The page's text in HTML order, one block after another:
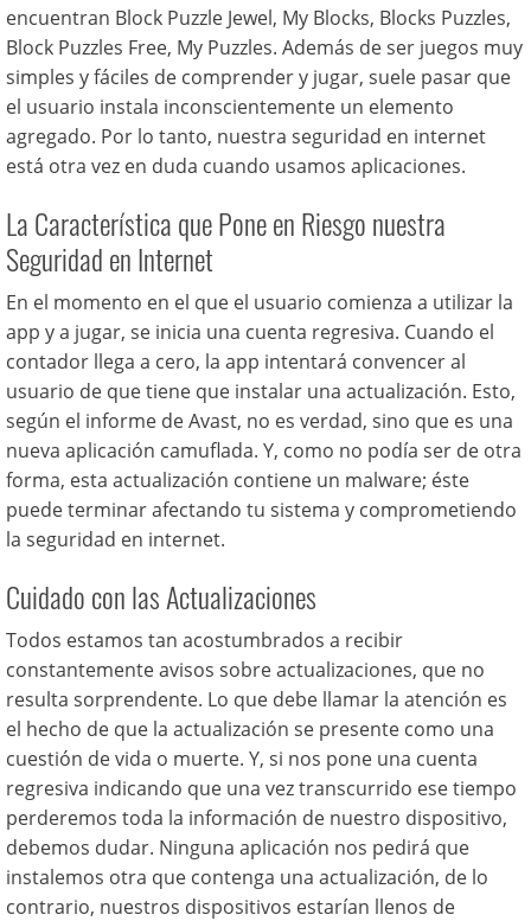
encuentran Block Puzzle Jewel, My Blocks, Blocks Puzzles,
Block Puzzles Free, My Puzzles. Además de ser juegos muy
simples y fáciles de comprender y jugar, suele pasar que
el usuario instala inconscientemente un elemento
agregado. Por lo tanto, nuestra seguridad en internet
está otra vez en duda cuando usamos aplicaciones.
La Característica que Pone en Riesgo nuestra
Seguridad en Internet
En el momento en el que el usuario comienza a utilizar la
app y a jugar, se inicia una cuenta regresiva. Cuando el
contador llega a cero, la app intentará convencer al
usuario de que tiene que instalar una actualización. Esto,
según el informe de Avast, no es verdad, sino que es una
nueva aplicación camuflada. Y, como no podía ser de otra
forma, esta actualización contiene un malware; éste
puede terminar afectando tu sistema y comprometiendo
la seguridad en internet.
Cuidado con las Actualizaciones
Todos estamos tan acostumbrados a recibir
constantemente avisos sobre actualizaciones, que no
resulta sorprendente. Lo que debe llamar la atención es
el hecho de que la actualización se presente como una
cuestión de vida o muerte. Y, si nos pone una cuenta
regresiva indicando que una vez transcurrido ese tiempo
perderemos toda la información de nuestro dispositivo,
debemos dudar. Ninguna aplicación nos pedirá que
instalemos otra que contenga una actualización, de lo
contrario, nuestros dispositivos estarían llenos de